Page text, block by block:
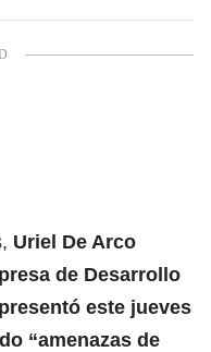
Uriel De Arco
de Desarrollo
este jueves
“amenazas de